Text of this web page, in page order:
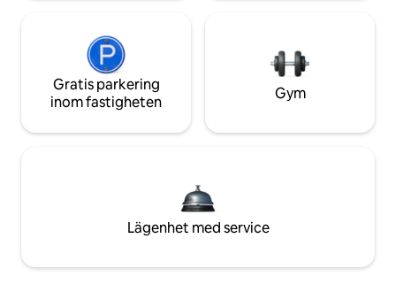
Gratis parkering
inom fastigheten
Gym
Lägenhet med service